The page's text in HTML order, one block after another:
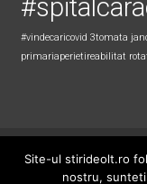
#vindecaricovid 3tomata
primariaperietireabilitat
Site-ul stirideolt.ro
nostru,